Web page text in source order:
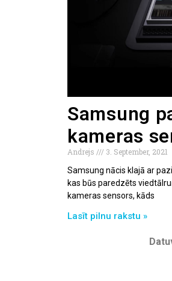
Samsung
kameras
Andrejs
3. September, 2021
Samsung nācis klajā ar
kas būs paredzēts
kameras sensors, kāds
Lasīt pilnu rakstu »